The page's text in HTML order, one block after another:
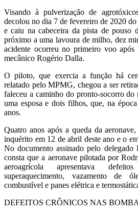
Visando à pulverização de
decolou no dia 7 de fevereiro de 2020
e caiu na cabeceira da pista de pouso
próximo a uma lavoura de milho, dez
acidente ocorreu no primeiro voo após
mecânico Rogério Dalla.
O piloto, que exercia a função há
relatado pelo MPMG, chegou a ser
faleceu a caminho do pronto-socorro
uma esposa e dois filhos, que, na
anos.
Quatro anos após a queda da
inquérito em 12 de abril deste ano e o
No documento assinado pelo delegado
consta que a aeronave pilotada por
aeroagrícola apresentava
superaquecimento, vazamento de
combustível e panes elétrica e
DEFEITOS CRÔNICOS NAS